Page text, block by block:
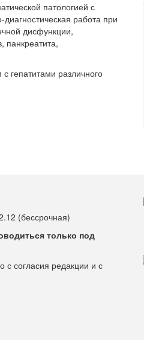
патологией с
работа при
дисфункции,
панкреатита,
гепатитами различного
(бессрочная)
только под
с согласия редакции и с